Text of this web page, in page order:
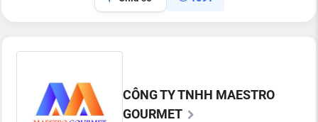
CÔNG TY TNHH MAESTRO
GOURMET